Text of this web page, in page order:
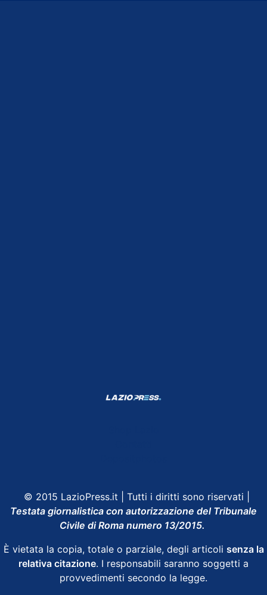
© 2015 LazioPress.it | Tutti i diritti sono riservati |
Testata giornalistica con autorizzazione del Tribunale
Civile di Roma numero 13/2015.
È vietata la copia, totale o parziale, degli articoli senza la
relativa citazione. I responsabili saranno soggetti a
provvedimenti secondo la legge.